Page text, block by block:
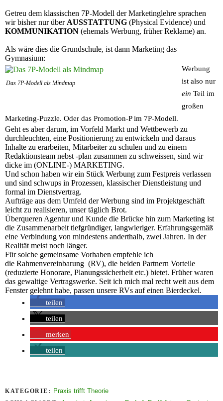
Getreu dem klassischen 7P-Modell der Marketinglehre sprachen
wir bisher nur über AUSSTATTUNG (Physical Evidence) und
KOMMUNIKATION (ehemals Werbung, früher Reklame) an.
Als wäre dies die Grundschule, ist dann Marketing das
Gymnasium:
Das 7P-Modell als Mindmap
Werbung
ist also nur
ein Teil im
großen
Marketing-Puzzle. Oder das Promotion-P im 7P-Modell.
Geht es aber darum, im Vorfeld Markt und Wettbewerb zu
durchleuchten, eine Positionierung zu entwickeln und daraus
Inhalte zu erarbeiten, Mitarbeiter zu schulen und zu einem
Redaktionsteam nebst -plan zusammen zu schweissen, sind wir
dicke im (ONLINE-) MARKETING.
Und schon haben wir ein Stück Werbung zum Festpreis verlassen
und sind schwups in Prozessen, klassischer Dienstleistung und
formal im Dienstvertrag.
Aufträge aus dem Umfeld der Werbung sind im Projektgeschäft
leicht zu realisieren, unser täglich Brot.
Überqueren Agentur und Kunde die Brücke hin zum Marketing ist
die Zusammenarbeit tiefgründiger, langwieriger. Erfahrungsgemäß
eine Verbindung von mindestens anderthalb, zwei Jahren. In der
Realität meist noch länger.
Für solche gemeinsame Vorhaben empfehle ich
die Rahmenvereinbarung (RV), die beiden Partnern Vorteile
(reduzierte Honorare, Planungssicherheit etc.) bietet. Früher waren
das gewaltige Vertragswerke. Seit ich mich mal recht weit aus dem
Fenster gelehnt habe, passen unsere RVs auf einen Bierdeckel.
teilen
teilen
merken
teilen
KATEGORIE: Praxis trifft Theorie